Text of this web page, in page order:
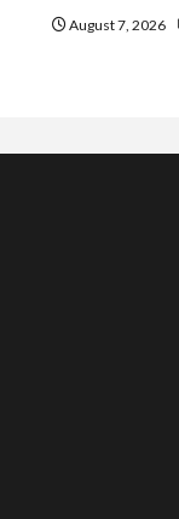
August 7, 2026